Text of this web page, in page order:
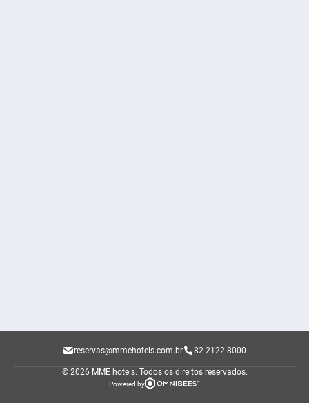
reservas@mmehoteis.com.br 82 2122-8000
© 2026 MME hoteis. Todos os direitos reservados.
Powered by